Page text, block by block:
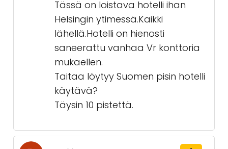
Tässä on loistava hotelli ihan
Helsingin ytimessä.Kaikki
lähellä.Hotelli on hienosti
saneerattu vanhaa Vr konttoria
mukaellen.
Taitaa löytyy Suomen pisin hotelli
käytävä?
Täysin 10 pistettä.